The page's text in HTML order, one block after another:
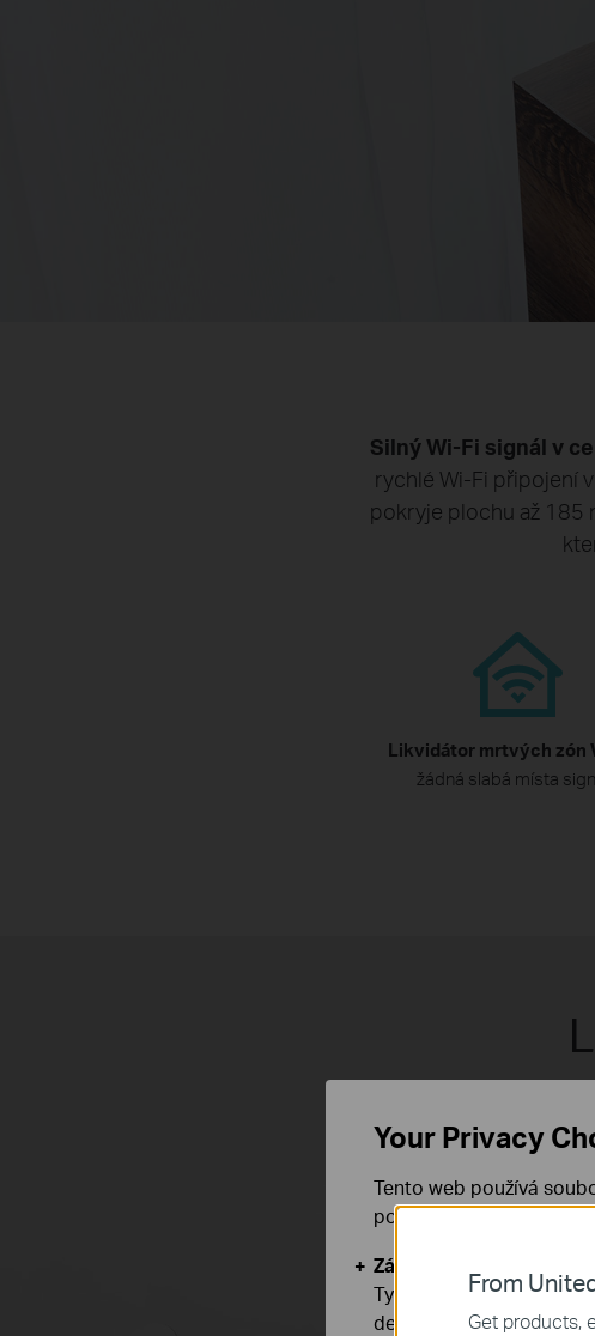
Silný Wi-Fi signál v
rychlé Wi-Fi připojení
pokryje plochu až 185
Likvidátor mrtvých zón
žádná slabá místa
From
Get products,
Your Privacy
Tento web používá
používáním našich
Základní cookies
Tyto cookies jsou
deaktivovat.